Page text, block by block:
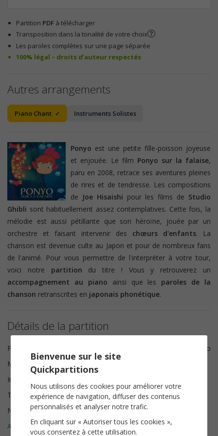
Partition PDF à télécharger
Transposition dans la tonalité de votre choix
Les paroles complètes sur une page séparée
100% légal – droits d’auteur respectés
Autres arrangements
Piano Chant Instruments Solistes
Ponyo est une petite fille-poisson joyeuse
et enjouée. Le film Ponyo sur la falaise,
paru en 2008, retrace ses aventures pleines
de rires et de tendresse. Les compositions
de Joe Hisaishi pour les films de Studio
Ghibli sont habituellement assez contemplatives. Cette fois, la
mélodie est aussi pétillante que son héroïne, jouée par un
orchestre et faisant intervenir des chœurs d'enfants. La
chanson est devenue culte au Japon et pour de nombreux fans
de l'animé. Pour vous permettre de l'interpréter à votre tour,
voici notre partition du titre ! Vous y retrouverez un
accompagnement au piano ainsi que les paroles de la
chanson retranscrites en japonais phonétique.
Détails de la partition
Paroles
Hayao Miyazaki, Katsuya Kondo
Musique
Instrumentation
Tonalité
Ré mineur
Nombre de pages
7
Avis clients (3)
Bienvenue sur le site
Quickpartitions
Nous utilisons des cookies pour améliorer votre
expérience de navigation, diffuser des contenus
personnalisés et analyser notre trafic.
En cliquant sur « Autoriser tous les cookies »,
vous consentez à cette utilisation.